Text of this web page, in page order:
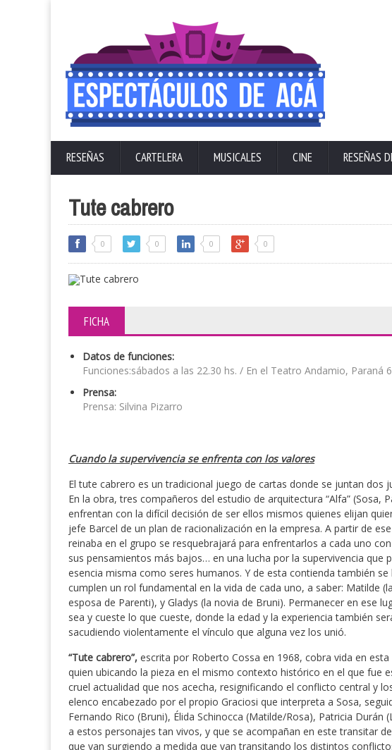
RESEÑAS CARTELERA MUSICALES CINE RESEÑAS
Tute cabrero
0 0 0 0
FICHA
Datos de funciones:
Funciones:sábados a las 22.30 hs. / En el Teatro Andamio, Paraná
Prensa:
Prensa: Silvina Pizarro
Cuando la supervivencia se enfrenta con los valores
El tute cabrero es un tradicional juego de cartas donde se juntan dos
En la obra, tres compañeros del estudio de arquitectura “Alfa” (Sosa,
enfrentan con la difícil decisión de ser ellos mismos quienes elijan
jefe Barcel de un plan de racionalización en la empresa. A partir de
reinaba en el grupo se resquebrajará para enfrentarlos a cada uno
sus pensamientos más bajos… en una lucha por la supervivencia que
esencia misma como seres humanos. Y de esta contienda también
cumplen un rol fundamental en la vida de cada uno, a saber: Matilde
esposa de Parenti), y Gladys (la novia de Bruni). Permanecer en ese
sea y cueste lo que cueste, donde la edad y la experiencia también
sacudiendo violentamente el vínculo que alguna vez los unió.
“Tute cabrero”, escrita por Roberto Cossa en 1968, cobra vida en
quien ubicando la pieza en el mismo contexto histórico en el que fue
cruel actualidad que nos acecha, resignificando el conflicto central y
elenco encabezado por el propio Graciosi que interpreta a Sosa,
Fernando Rico (Bruni), Élida Schinocca (Matilde/Rosa), Patricia Durán
a estos personajes tan vivos, y que se acompañan en este transitar
que van surgiendo a medida que van transitando los distintos